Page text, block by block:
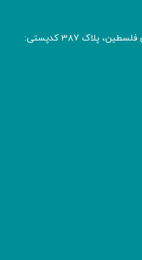
آدرس: پسـتی تهران، خیابان طالقانی، میدان فلسطین، پلاک 387 کدپستی: